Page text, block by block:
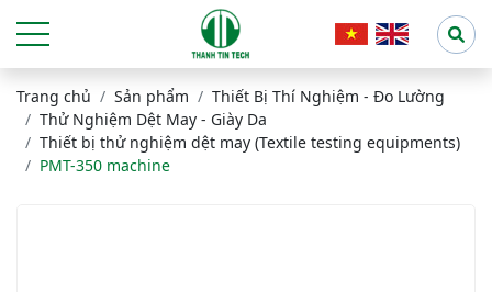
Trang chủ Sản phẩm
Thiết Bị Thí Nghiệm - Đo Lường
Thử Nghiệm Dệt May - Giày Da
Thiết bị thử nghiệm dệt may (Textile testing equipments)
PMT-350 machine